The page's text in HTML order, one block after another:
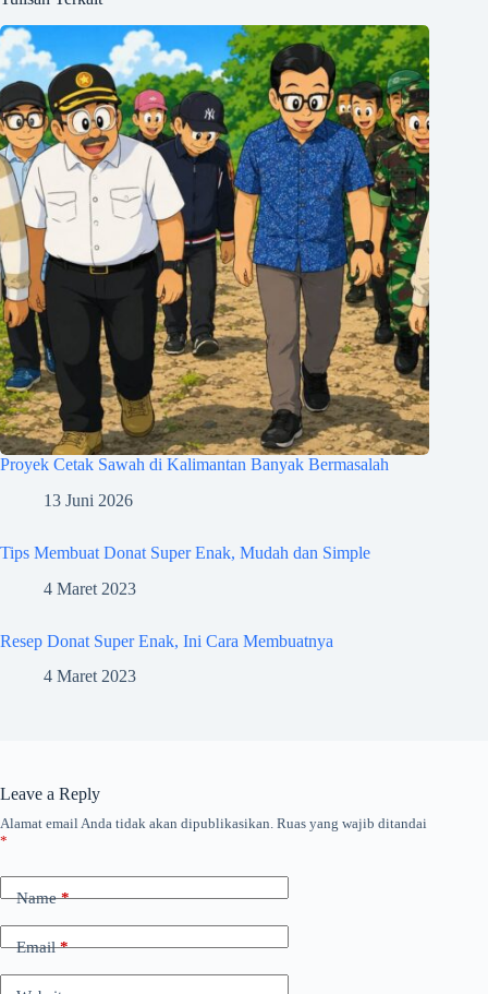
Proyek Cetak Sawah di Kalimantan Banyak Bermasalah
13 Juni 2026
Tips Membuat Donat Super Enak, Mudah dan Simple
4 Maret 2023
Resep Donat Super Enak, Ini Cara Membuatnya
4 Maret 2023
Leave a Reply
Alamat email Anda tidak akan dipublikasikan. Ruas yang wajib ditandai
*
Name*
Email*